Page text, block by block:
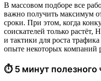
В массовом подборе все
важно получить максимум
сроки. При этом, когда
соискателей только
и тактики для роста
опыте некоторых компаний
⏱ 5 минут полезного